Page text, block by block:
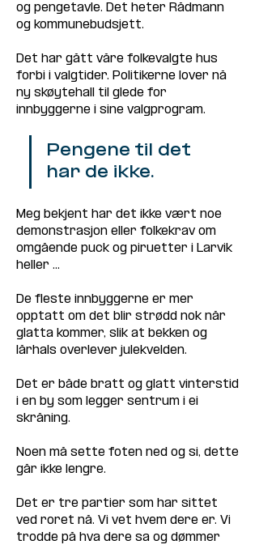
og pengetavle. Det heter Rådmann
og kommunebudsjett.
Det har gått våre folkevalgte hus
forbi i valgtider. Politikerne lover nå
ny skøytehall til glede for
innbyggerne i sine valgprogram.
Pengene til det
har de ikke.
Meg bekjent har det ikke vært noe
demonstrasjon eller folkekrav om
omgående puck og piruetter i Larvik
heller ...
De fleste innbyggerne er mer
opptatt om det blir strødd nok når
glatta kommer, slik at bekken og
lårhals overlever julekvelden.
Det er både bratt og glatt vinterstid
i en by som legger sentrum i ei
skråning.
Noen må sette foten ned og si, dette
går ikke lengre.
Det er tre partier som har sittet
ved roret nå. Vi vet hvem dere er. Vi
trodde på hva dere sa og dømmer